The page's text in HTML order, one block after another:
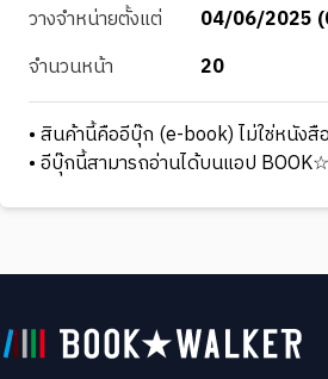
วางจำหน่ายตั้งแต่
04/06/2025
จำนวนหน้า
20
• สินค้านี้คืออีบุ๊ก (e-book) ไม่ใช่หนังสื
• อีบุ๊กนี้สามารถอ่านได้บนแอป